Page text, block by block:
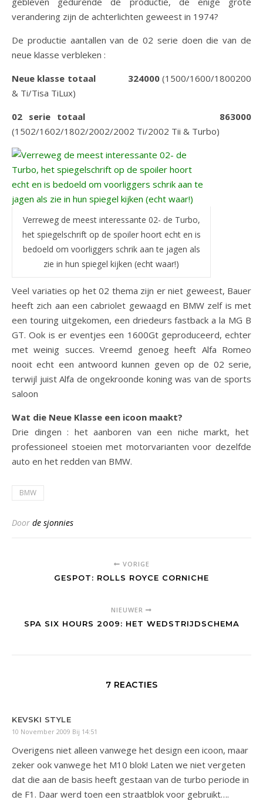
verandering zijn de achterlichten geweest in 1974?
De productie aantallen van de 02 serie doen die van de
neue klasse verbleken :
Neue klasse totaal 324000(1500/1600/1800200
& Ti/Tisa TiLux)
02 serie totaal 863000
(1502/1602/1802/2002/2002 Ti/2002 Tii & Turbo)
Verreweg de meest interessante 02- de Turbo,
het spiegelschrift op de spoiler hoort echt en is
bedoeld om voorliggers schrik aan te jagen als
zie in hun spiegel kijken (echt waar!)
Veel variaties op het 02 thema zijn er niet geweest, Bauer
heeft zich aan een cabriolet gewaagd en BMW zelf is met
een touring uitgekomen, een driedeurs fastback a la MG B
GT. Ook is er eventjes een 1600Gt geproduceerd, echter
met weinig succes. Vreemd genoeg heeft Alfa Romeo
nooit echt een antwoord kunnen geven op de 02 serie,
terwijl juist Alfa de ongekroonde koning was van de sports
saloon
Wat die Neue Klasse een icoon maakt?
Drie dingen : het aanboren van een niche markt, het
professioneel stoeien met motorvarianten voor dezelfde
auto en het redden van BMW.
BMW
Door de sjonnies
VORIGE
GESPOT: ROLLS ROYCE CORNICHE
NIEUWER
SPA SIX HOURS 2009: HET WEDSTRIJDSCHEMA
7 REACTIES
KEVSKI STYLE
10 November 2009 Bij 14:51
Overigens niet alleen vanwege het design een icoon, maar
zeker ook vanwege het M10 blok! Laten we niet vergeten
dat die aan de basis heeft gestaan van de turbo periode in
de F1. Daar werd toen een straatblok voor gebruikt….